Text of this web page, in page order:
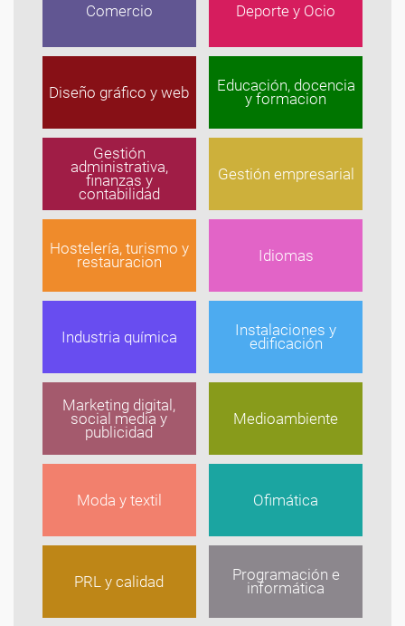
Comercio Deporte y Ocio
Diseño gráfico y web Educación, docencia
y formacion
Gestión
administrativa,
finanzas y
contabilidad
Gestión empresarial
Hostelería, turismo y
restauracion Idiomas
Industria química Instalaciones y
edificación
Marketing digital,
social media y
publicidad
Medioambiente
Moda y textil Ofimática
PRL y calidad Programación e
informática